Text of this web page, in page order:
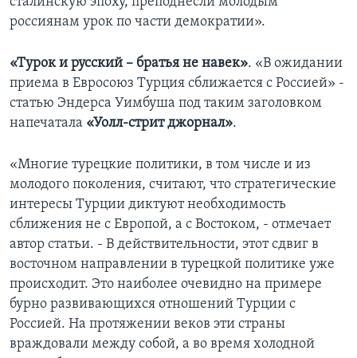
россиянам урок по части демократии».
«Турок и русский – братья не навек». «В ожидании
приема в Евросоюз Турция сближается с Россией» -
статью Эндерса Уимбуша под таким заголовком
напечатала «Уолл-стрит джорнал».
«Многие турецкие политики, в том числе и из
молодого поколения, считают, что стратегические
интересы Турции диктуют необходимость
сближения не с Европой, а с Востоком, - отмечает
автор статьи. - В действительности, этот сдвиг в
восточном направлении в турецкой политике уже
происходит. Это наиболее очевидно на примере
бурно развивающихся отношений Турции с
Россией. На протяжении веков эти страны
враждовали между собой, а во время холодной